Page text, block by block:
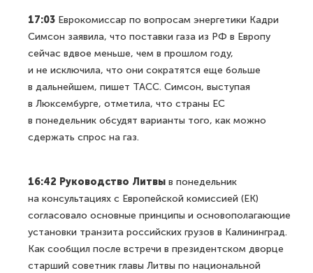
17:03 Еврокомиссар по вопросам энергетики Кадри
Симсон заявила, что поставки газа из РФ в Европу
сейчас вдвое меньше, чем в прошлом году,
и не исключила, что они сократятся еще больше
в дальнейшем, пишет ТАСС. Симсон, выступая
в Люксембурге, отметила, что страны ЕС
в понедельник обсудят варианты того, как можно
сдержать спрос на газ.
16:42 Руководство Литвы в понедельник
на консультациях с Европейской комиссией (ЕК)
согласовало основные принципы и основополагающие
установки транзита российских грузов в Калининград.
Как сообщил после встречи в президентском дворце
старший советник главы Литвы по национальной